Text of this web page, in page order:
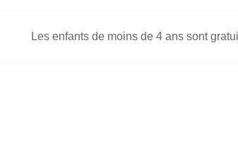
Les enfants de moins de 4 ans sont